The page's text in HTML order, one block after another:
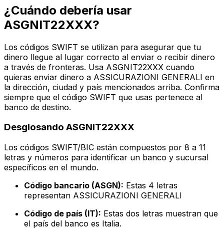
¿Cuándo debería usar
ASGNIT22XXX?
Los códigos SWIFT se utilizan para asegurar que tu
dinero llegue al lugar correcto al enviar o recibir dinero
a través de fronteras. Usa ASGNIT22XXX cuando
quieras enviar dinero a ASSICURAZIONI GENERALI en
la dirección, ciudad y país mencionados arriba. Confirma
siempre que el código SWIFT que usas pertenece al
banco de destino.
Desglosando ASGNIT22XXX
Los códigos SWIFT/BIC están compuestos por 8 a 11
letras y números para identificar un banco y sucursal
específicos en el mundo.
Código bancario (ASGN): Estas 4 letras
representan ASSICURAZIONI GENERALI
Código de país (IT): Estas dos letras muestran que
el país del banco es Italia.